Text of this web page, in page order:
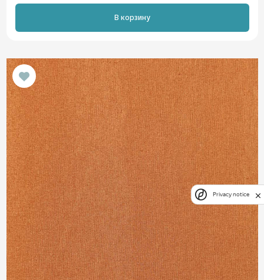
В корзину
Privacy notice